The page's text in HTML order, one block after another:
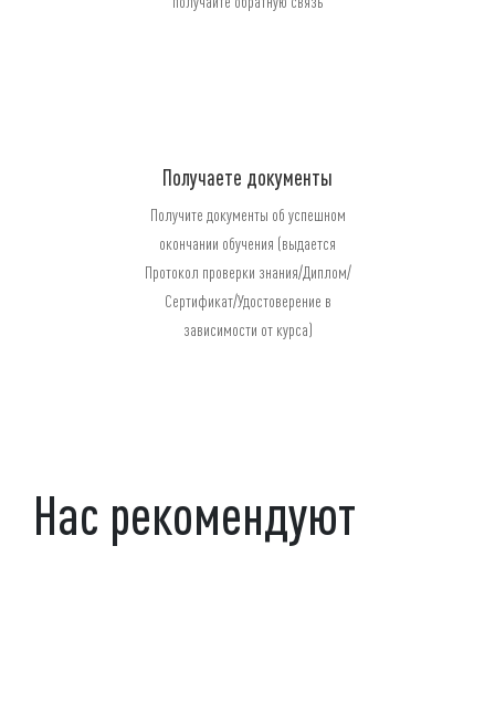
Получаете документы
Получите документы об успешном
окончании обучения (выдается
Протокол проверки знания/Диплом/
Сертификат/Удостоверение в
зависимости от курса)
Нас рекомендуют